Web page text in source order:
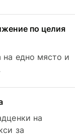
по целия
на едно място и
на
за